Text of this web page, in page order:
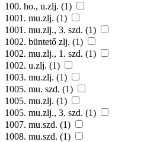
100. ho., u.zlj. (1)
1001. mu.zlj. (1)
1001. mu.zlj., 3. szd. (1)
1002. büntető zlj. (1)
1002. mu.zlj., 1. szd. (1)
1002. u.zlj. (1)
1003. mu.zlj. (1)
1005. mu. szd. (1)
1005. mu.zlj. (1)
1005. mu.zlj., 3. szd. (1)
1007. mu.szd. (1)
1008. mu.szd. (1)